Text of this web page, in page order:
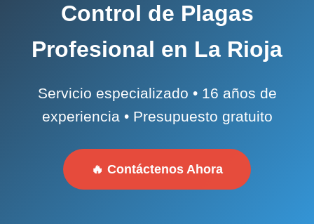
Control de Plagas
Profesional en La Rioja
Servicio especializado • 16 años de
experiencia • Presupuesto gratuito
🔥 Contáctenos Ahora